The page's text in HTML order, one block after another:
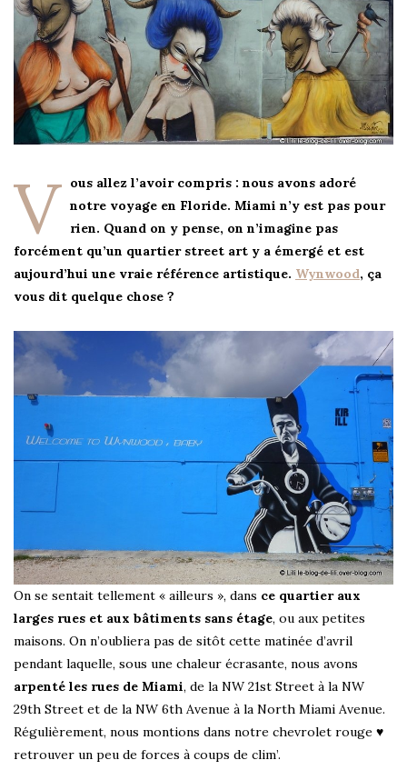
V
ous allez l’avoir compris : nous avons adoré
notre voyage en Floride. Miami n’y est pas pour
rien. Quand on y pense, on n’imagine pas
forcément qu’un quartier street art y a émergé et est
aujourd’hui une vraie référence artistique. Wynwood, ça
vous dit quelque chose ?
On se sentait tellement « ailleurs », dans ce quartier aux
larges rues et aux bâtiments sans étage, ou aux petites
maisons. On n’oubliera pas de sitôt cette matinée d’avril
pendant laquelle, sous une chaleur écrasante, nous avons
arpenté les rues de Miami, de la NW 21st Street à la NW
29th Street et de la NW 6th Avenue à la North Miami Avenue.
Régulièrement, nous montions dans notre chevrolet rouge ♥
retrouver un peu de forces à coups de clim’.